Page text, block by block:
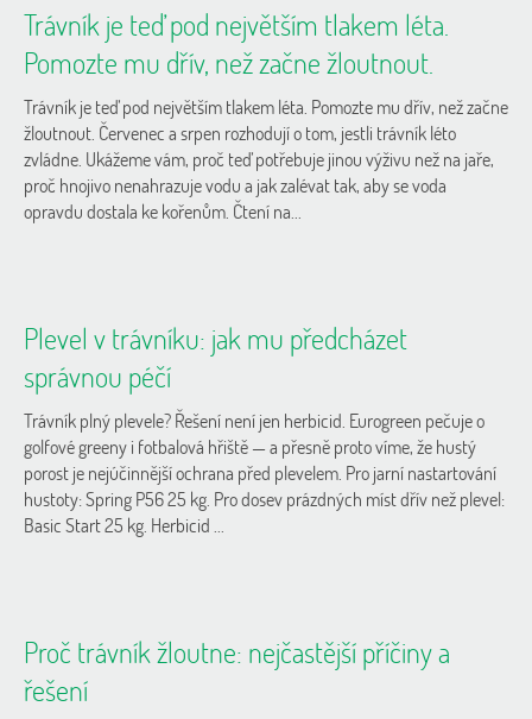
V
ý
p
i
s
č
l
á
n
Trávník je teď pod největším tlakem léta.
Pomozte mu dřív, než začne žloutnout.
Trávník je teď pod největším tlakem léta. Pomozte mu dřív, než začne
žloutnout. Červenec a srpen rozhodují o tom, jestli trávník léto
zvládne. Ukážeme vám, proč teď potřebuje jinou výživu než na jaře,
proč hnojivo nenahrazuje vodu a jak zalévat tak, aby se voda
opravdu dostala ke kořenům. Čtení na...
Plevel v trávníku: jak mu předcházet
správnou péčí
Trávník plný plevele? Řešení není jen herbicid. Eurogreen pečuje o
golfové greeny i fotbalová hřiště — a přesně proto víme, že hustý
porost je nejúčinnější ochrana před plevelem. Pro jarní nastartování
hustoty: Spring P56 25 kg. Pro dosev prázdných míst dřív než plevel:
Basic Start 25 kg. Herbicid ...
Proč trávník žloutne: nejčastější příčiny a
řešení